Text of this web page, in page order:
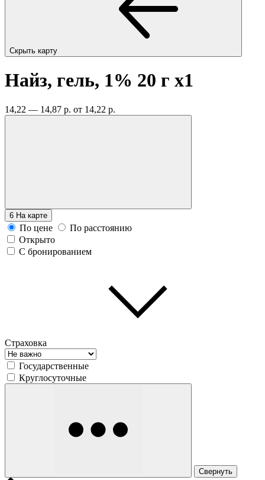
Скрыть карту
Найз, гель, 1% 20 г x1
14,22 — 14,87 р. от 14,22 р.
6 На карте
По цене
По расстоянию
Открыто
С бронированием
Страховка
Государственные
Круглосуточные
Свернуть